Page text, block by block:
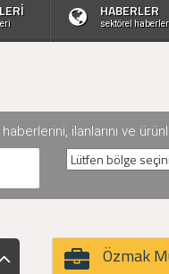
HABERLER
sektörel haberler
ilanlarını ve
Özmak